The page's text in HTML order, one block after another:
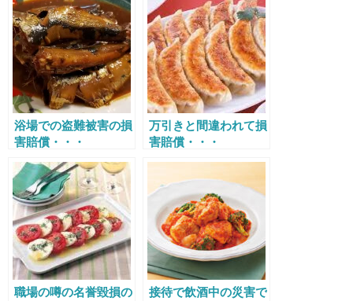
浴場での盗難被害の損
害賠償・・・
万引きと間違われて損
害賠償・・・
職場の噂の名誉毀損の
接待で飲酒中の災害で